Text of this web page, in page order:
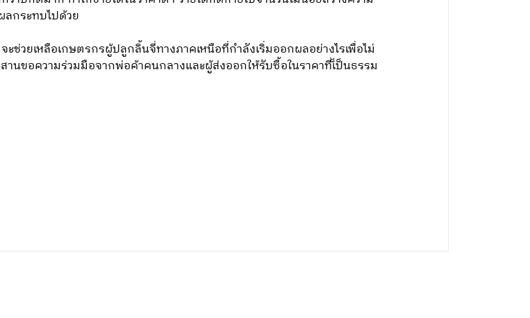
กระทบไปด้วย
ยเหลือเกษตรกรผู้ปลูกลิ้นจี่ทางภาคเหนือที่กำลังเริ่มออกผลอย่างไรเพื่อไม่
นขอความร่วมมือจากพ่อค้าคนกลางและผู้ส่งออกให้รับซื้อในราคาที่เ็ป็นธรรม